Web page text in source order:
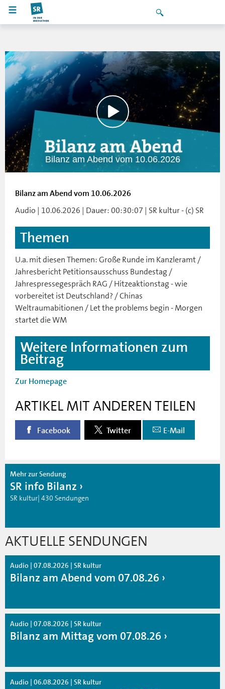
Bilanz am Abend vom 10.06.2026
Bilanz am Abend vom 10.06.2026
Audio | 10.06.2026 | Dauer: 00:30:07 | SR kultur - (c) SR
Themen
U.a. mit diesen Themen: Große Runde im Kanzleramt /
Jahresbericht Petitionsausschuss Bundestag /
Jahrespressegespräch RAG / Hitzeaktionstag - wie
vorbereitet ist Deutschland? / Chinas
Weltraumabitionen / Let the problems begin - Morgen
startet die WM
Weitere Informationen zum
Beitrag
Zur Homepage
ARTIKEL MIT ANDEREN TEILEN
Facebook Twitter E-Mail
Mehr zur Sendung
SR info Bilanz
SR kultur| 430 Sendungen
AKTUELLE SENDUNGEN
Audio | 07.08.2026 | SR kultur
Bilanz am Abend vom 07.08.26
Audio | 07.08.2026 | SR kultur
Bilanz am Mittag vom 07.08.26
Audio | 06.08.2026 | SR kultur